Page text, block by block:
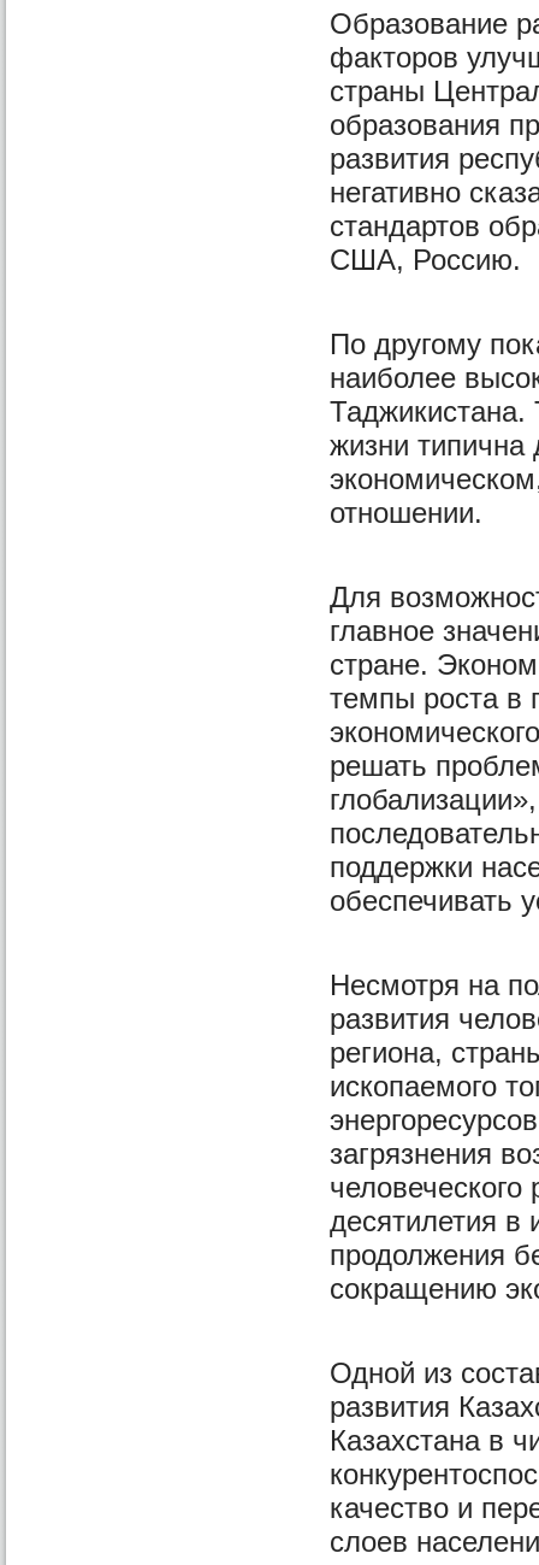
Образование
факторов
страны
образования
развития
негативно
стандартов
США, Россию.
По другому
наиболее
Таджикистана.
жизни типична
отношении.
Для
главное
стране.
темпы роста
решать
поддержки
обеспечивать
Несмотря на
развития
региона,
ископаемого
загрязнения
десятилетия в
продолжения
сокращению
Одной из
развития
Казахстана в
качество и
слоев